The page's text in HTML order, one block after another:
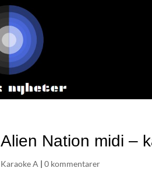
Alien Nation midi –
Karaoke A |0 kommentarer